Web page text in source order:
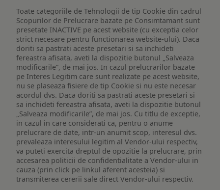
Toate categoriile de Tehnologii de tip Cookie din cadrul
Scopurilor de Prelucrare bazate pe Consimtamant sunt
presetate INACTIVE pe acest website (cu exceptia celor
strict necesare pentru functionarea website-ului). Daca
doriti sa pastrati aceste presetari si sa inchideti
fereastra afisata, aveti la dispozitie butonul „Salveaza
modificarile”, de mai jos. In cazul prelucrarilor bazate
pe Interes Legitim care sunt realizate pe acest website,
nu se plaseaza fisiere de tip Cookie si nu este necesar
acordul dvs. Daca doriti sa pastrati aceste presetari si
sa inchideti fereastra afisata, aveti la dispozitie butonul
„Salveaza modificarile”, de mai jos. Cu titlu de exceptie,
in cazul in care considerati ca, pentru o anume
prelucrare de date, intr-un anumit scop, interesul dvs.
prevaleaza interesului legitim al Vendor-ului respectiv,
va puteti exercita dreptul de opozitie la prelucrare, prin
accesarea politicii de confidentialitate a Vendor-ului in
cauza (prin click pe linkul aferent acesteia) si
transmiterea cererii sale direct Vendor-ului respectiv.